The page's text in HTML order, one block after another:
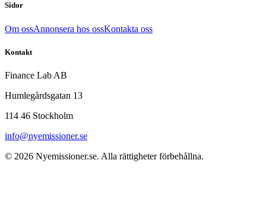
Sidor
Om ossAnnonsera hos ossKontakta oss
Kontakt
Finance Lab AB
Humlegårdsgatan 13
114 46 Stockholm
info@nyemissioner.se
© 2026 Nyemissioner.se. Alla rättigheter förbehållna.